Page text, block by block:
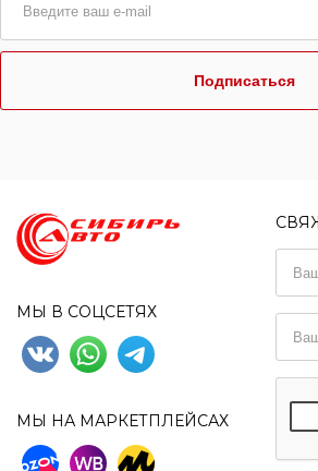
Подписаться
МЫ В СОЦСЕТЯХ
МЫ НА МАРКЕТПЛЕЙСАХ